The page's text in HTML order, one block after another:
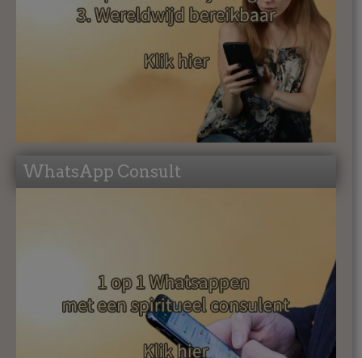
WhatsApp Consult